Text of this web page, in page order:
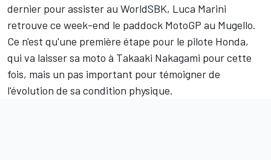
dernier pour assister au WorldSBK, Luca Marini
retrouve ce week-end le paddock MotoGP au Mugello.
Ce n'est qu'une première étape pour le pilote Honda,
qui va laisser sa moto à Takaaki Nakagami pour cette
fois, mais un pas important pour témoigner de
l'évolution de sa condition physique.